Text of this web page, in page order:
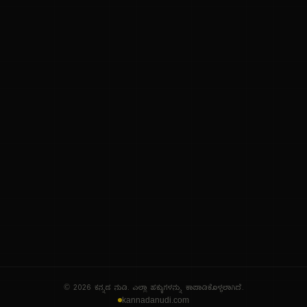
© 2026 ಕನ್ನಡ ನುಡಿ. ಎಲ್ಲಾ ಹಕ್ಕುಗಳನ್ನು ಕಾಪಾಡಿಕೊಳ್ಳಲಾಗಿದೆ.
kannadanudi.com